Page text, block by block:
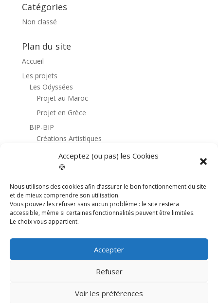
Acceptez (ou pas) les Cookies
🍪
Nous utilisons des cookies afin d’assurer le bon fonctionnement du site
et de mieux comprendre son utilisation.
Vous pouvez les refuser sans aucun problème : le site restera
accessible, même si certaines fonctionnalités peuvent être limitées.
Le choix vous appartient.
Accepter
Refuser
Voir les préférences
Catégories
Non classé
Plan du site
Accueil
Les projets
Les Odyssées
Projet au Maroc
Projet en Grèce
BIP-BIP
Créations Artistiques
Ateliers
Radio Loco
L’association
Qui sommes nous ?
Actu presse
Ressources
Contact